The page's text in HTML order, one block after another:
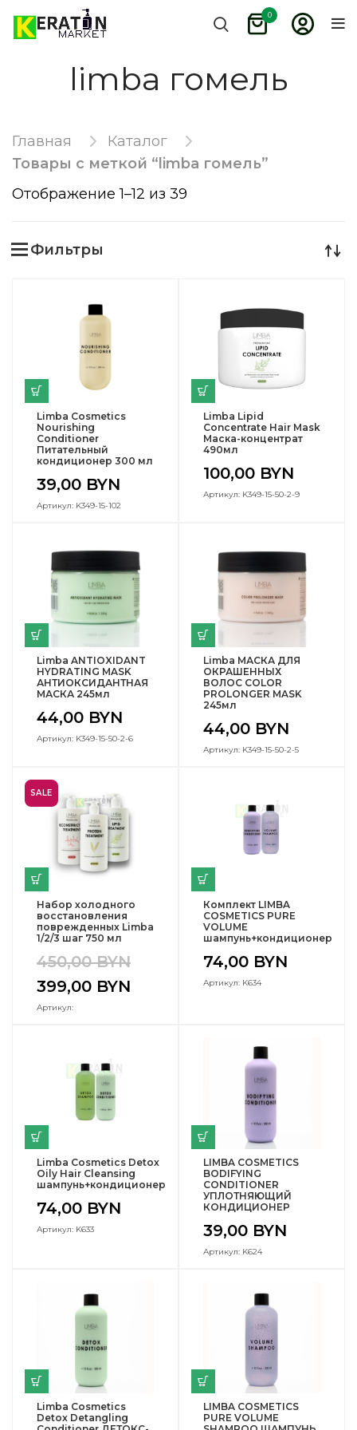
0
limba гомель
Главная
Каталог
Товары с меткой “limba гомель”
Отображение 1–12 из 39
Фильтры
Limba Cosmetics
Nourishing
Conditioner
Питательный
кондиционер 300 мл
39,00 BYN
Артикул: K349-15-102
Limba Lipid
Concentrate Hair Mask
Маска-концентрат
490мл
100,00 BYN
Артикул: K349-15-50-2-9
Limba ANTIOXIDANT
HYDRATING MASK
АНТИОКСИДАНТНАЯ
МАСКА 245мл
44,00 BYN
Артикул: K349-15-50-2-6
Limba МАСКА ДЛЯ
ОКРАШЕННЫХ
ВОЛОС COLOR
PROLONGER MASK
245мл
44,00 BYN
Артикул: K349-15-50-2-5
SALE
Набор холодного
восстановления
поврежденных Limba
1/2/3 шаг 750 мл
450,00BYN
399,00 BYN
Артикул:
Комплект LIMBA
COSMETICS PURE
VOLUME
шампунь+кондиционер
74,00 BYN
Артикул: K634
Limba Cosmetics Detox
Oily Hair Cleansing
шампунь+кондиционер
74,00 BYN
Артикул: K633
LIMBA COSMETICS
BODIFYING
CONDITIONER
УПЛОТНЯЮЩИЙ
КОНДИЦИОНЕР
39,00 BYN
Артикул: K624
Limba Cosmetics
Detox Detangling
LIMBA COSMETICS
PURE VOLUME